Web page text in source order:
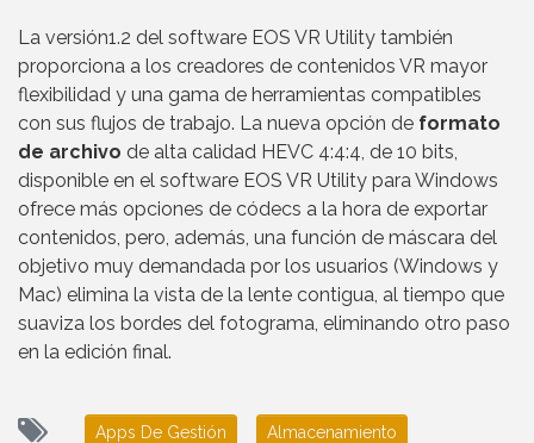
La versión1.2 del software EOS VR Utility también
proporciona a los creadores de contenidos VR mayor
flexibilidad y una gama de herramientas compatibles
con sus flujos de trabajo. La nueva opción de formato
de archivo de alta calidad HEVC 4:4:4, de 10 bits,
disponible en el software EOS VR Utility para Windows
ofrece más opciones de códecs a la hora de exportar
contenidos, pero, además, una función de máscara del
objetivo muy demandada por los usuarios (Windows y
Mac) elimina la vista de la lente contigua, al tiempo que
suaviza los bordes del fotograma, eliminando otro paso
en la edición final.
Apps De Gestión Almacenamiento